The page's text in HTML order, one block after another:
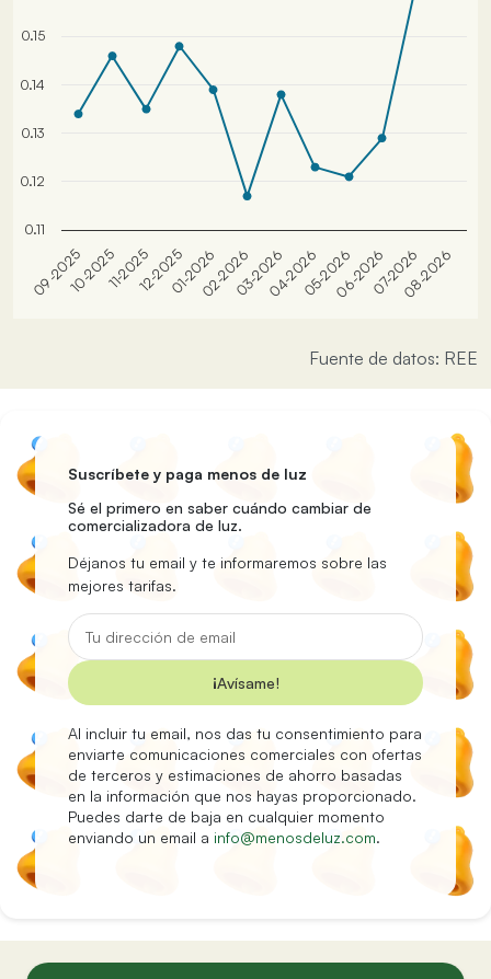
09-202510-202511-202512-202501-202602-202603-202604-202605-202606-202607-202608-2026
0.11
0.12
0.13
0.14
0.15
Fuente de datos: REE
Suscríbete y paga menos de luz
Sé el primero en saber cuándo cambiar de
comercializadora de luz.
Déjanos tu email y te informaremos sobre las
mejores tarifas.
¡Avísame!
Al incluir tu email, nos das tu consentimiento para
enviarte comunicaciones comerciales con ofertas
de terceros y estimaciones de ahorro basadas
en la información que nos hayas proporcionado.
Puedes darte de baja en cualquier momento
enviando un email a info@menosdeluz.com.